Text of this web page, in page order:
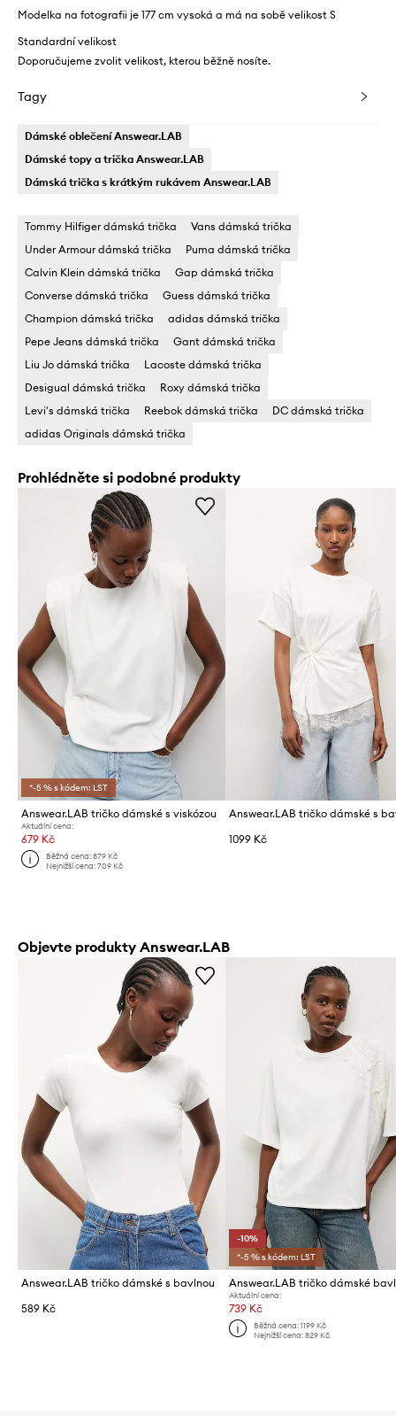
Modelka na fotografii je 177 cm vysoká a má na sobě velikost S
Standardní velikost
Doporučujeme zvolit velikost, kterou běžně nosíte.
Tagy
Dámské oblečení Answear.LAB
Dámské topy a trička Answear.LAB
Dámská trička s krátkým rukávem Answear.LAB
Tommy Hilfiger dámská trička
Vans dámská trička
Under Armour dámská trička
Puma dámská trička
Calvin Klein dámská trička
Gap dámská trička
Converse dámská trička
Guess dámská trička
Champion dámská trička
adidas dámská trička
Pepe Jeans dámská trička
Gant dámská trička
Liu Jo dámská trička
Lacoste dámská trička
Desigual dámská trička
Roxy dámská trička
Levi's dámská trička
Reebok dámská trička
DC dámská trička
adidas Originals dámská trička
Prohlédněte si podobné produkty
*-5 % s kódem: LST
Answear.LAB tričko dámské s viskózou
Aktuální cena:
679 Kč
Běžná cena:879 Kč
Nejnižší cena:709 Kč
Answear.LAB tričko dámské s
1099 Kč
Objevte produkty Answear.LAB
Answear.LAB tričko dámské s bavlnou
589 Kč
-10%
*-5 % s kódem: LST
Aktuální cena:
739 Kč
Běžná cena: 1199 Kč
Nejnižší cena: 829 Kč